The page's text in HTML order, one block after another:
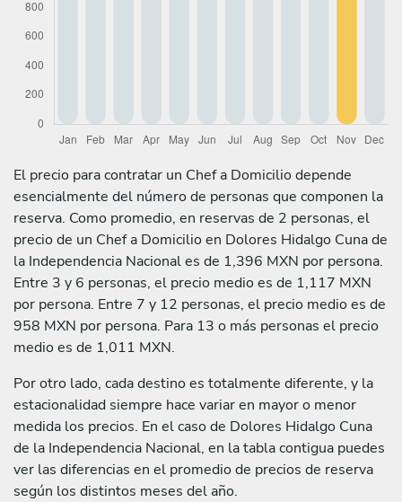
El precio para contratar un Chef a Domicilio depende
esencialmente del número de personas que componen la
reserva. Como promedio, en reservas de 2 personas, el
precio de un Chef a Domicilio en Dolores Hidalgo Cuna de
la Independencia Nacional es de 1,396 MXN por persona.
Entre 3 y 6 personas, el precio medio es de 1,117 MXN
por persona. Entre 7 y 12 personas, el precio medio es de
958 MXN por persona. Para 13 o más personas el precio
medio es de 1,011 MXN.
Por otro lado, cada destino es totalmente diferente, y la
estacionalidad siempre hace variar en mayor o menor
medida los precios. En el caso de Dolores Hidalgo Cuna
de la Independencia Nacional, en la tabla contigua puedes
ver las diferencias en el promedio de precios de reserva
según los distintos meses del año.